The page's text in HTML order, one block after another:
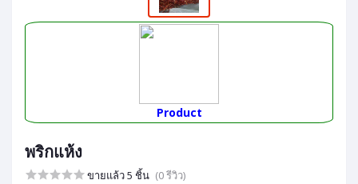
Product
พริกแห้ง
ขายแล้ว 5 ชิ้น (0 รีวิว)